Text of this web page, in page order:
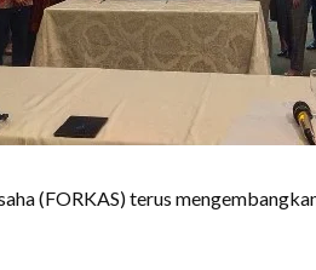
(FORKAS) terus